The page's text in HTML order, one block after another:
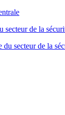
de la
secteur de la